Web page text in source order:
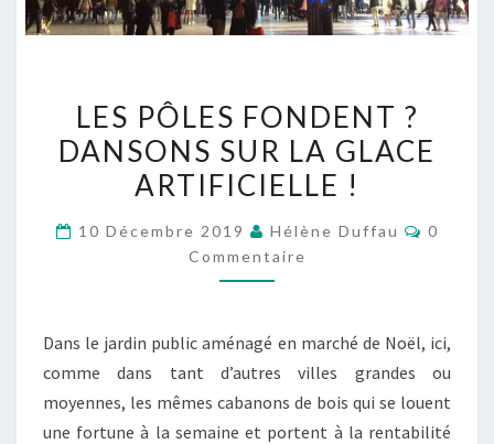
PÔLES
FONDENT ?
DANSONS
LA
GLACE
LES PÔLES FONDENT ?
DANSONS SUR LA GLACE
ARTIFICIELLE !
10 Décembre 2019 Hélène Duffau
0
Commentaire
Dans le jardin public aménagé en marché de Noël, ici,
comme dans tant d’autres villes grandes ou
moyennes, les mêmes cabanons de bois qui se louent
une fortune à la semaine et portent à la rentabilité